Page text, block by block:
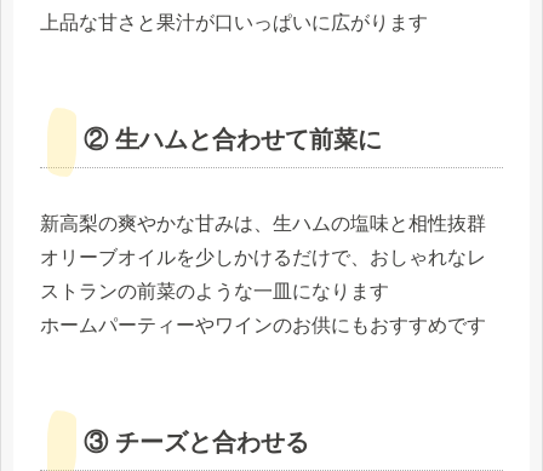
上品な甘さと果汁が口いっぱいに広がります
② 生ハムと合わせて前菜に
新高梨の爽やかな甘みは、生ハムの塩味と相性抜群
オリーブオイルを少しかけるだけで、おしゃれなレ
ストランの前菜のような一皿になります
ホームパーティーやワインのお供にもおすすめです
③ チーズと合わせる